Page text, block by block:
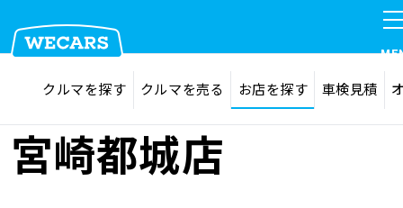
在庫検索 サイト内検索
クルマを探す
クルマを探す クルマを売る お店を探す 車検見積
宮崎都城店